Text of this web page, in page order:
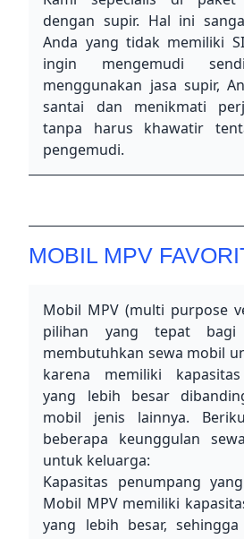
dengan supir. Hal ini
Anda yang tidak memiliki
ingin mengemudi
menggunakan jasa supir,
santai dan menikmati
tanpa harus khawatir
pengemudi.
MOBIL MPV
Mobil MPV (multi purpose
pilihan yang tepat bagi
membutuhkan sewa mobil
karena memiliki
yang lebih besar
mobil jenis lainnya.
beberapa keunggulan
untuk keluarga:
Kapasitas penumpang
Mobil MPV memiliki
yang lebih besar,